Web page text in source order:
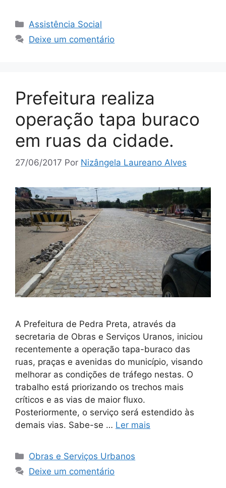
Assistência Social
Deixe um comentário
Prefeitura realiza
operação tapa buraco
em ruas da cidade.
27/06/2017 Por Nizângela Laureano Alves
A Prefeitura de Pedra Preta, através da
secretaria de Obras e Serviços Uranos, iniciou
recentemente a operação tapa-buraco das
ruas, praças e avenidas do município, visando
melhorar as condições de tráfego nestas. O
trabalho está priorizando os trechos mais
críticos e as vias de maior fluxo.
Posteriormente, o serviço será estendido às
demais vias. Sabe-se … Ler mais
Obras e Serviços Urbanos
Deixe um comentário